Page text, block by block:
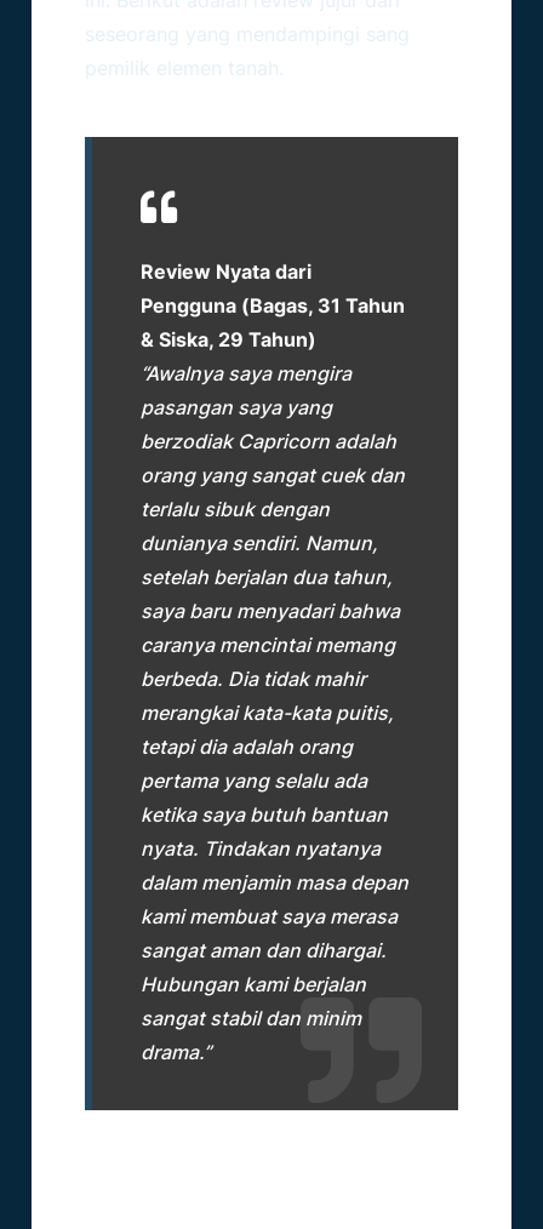
seseorang yang mendampingi sang
pemilik elemen tanah.
Review Nyata dari
Pengguna (Bagas, 31 Tahun
& Siska, 29 Tahun)
“Awalnya saya mengira
pasangan saya yang
berzodiak Capricorn adalah
orang yang sangat cuek dan
terlalu sibuk dengan
dunianya sendiri. Namun,
setelah berjalan dua tahun,
saya baru menyadari bahwa
caranya mencintai memang
berbeda. Dia tidak mahir
merangkai kata-kata puitis,
tetapi dia adalah orang
pertama yang selalu ada
ketika saya butuh bantuan
nyata. Tindakan nyatanya
dalam menjamin masa depan
kami membuat saya merasa
sangat aman dan dihargai.
Hubungan kami berjalan
sangat stabil dan minim
drama.”